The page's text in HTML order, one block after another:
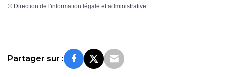
© Direction de l'information légale et administrative
Partager sur :